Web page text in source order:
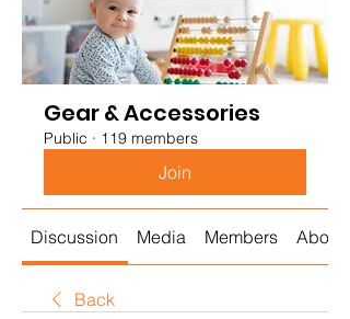
Gear & Accessories
Public · 119 members
Join
Discussion Media Members About
Back